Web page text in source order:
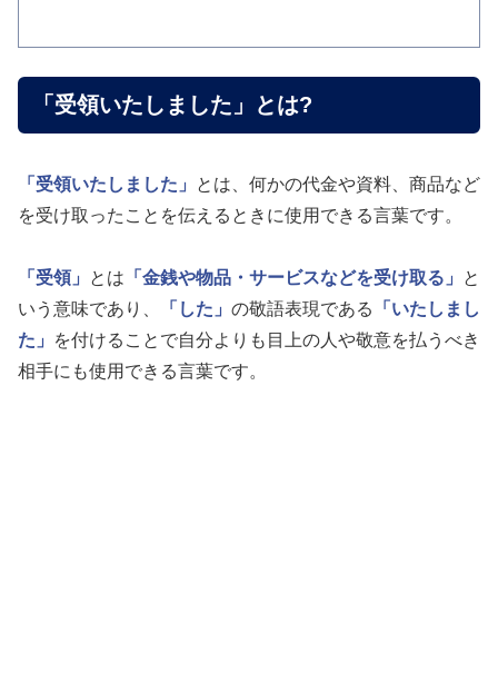
「受領いたしました」とは?
「受領いたしました」
とは、何かの代金や資料、商品など
を受け取ったことを伝えるときに使用できる言葉です。
「受領」 とは 「金銭や物品・サービスなどを受け取る」
と
いう意味であり、
「した」 の敬語表現である
「いたしまし
た」
を付けることで自分よりも目上の人や敬意を払うべき
相手にも使用できる言葉です。